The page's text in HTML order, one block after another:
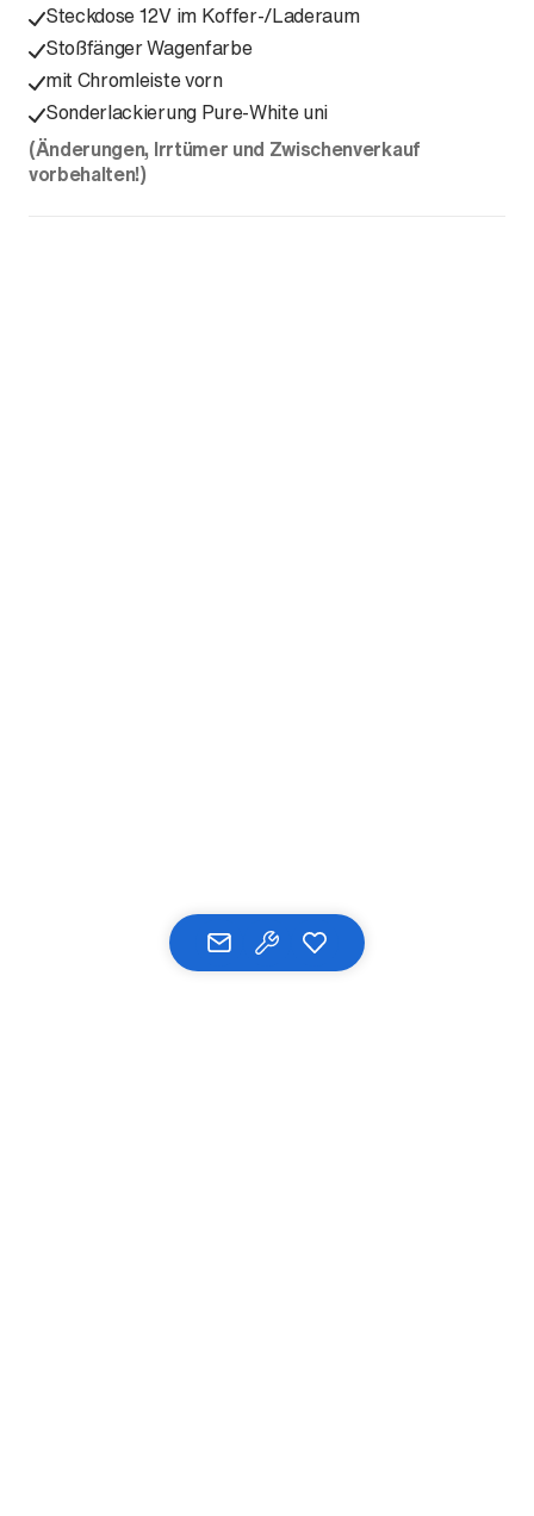
Steckdose 12V im Koffer-/Laderaum
Stoßfänger Wagenfarbe
mit Chromleiste vorn
Sonderlackierung Pure-White uni
(Änderungen, Irrtümer und Zwischenverkauf
vorbehalten!)